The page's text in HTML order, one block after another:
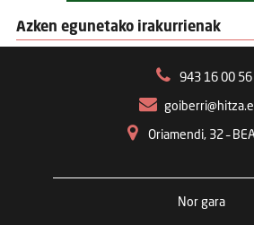
Azken egunetako irakurrienak
943 16 00 56
Oriamendi, 32 –
Nor gara